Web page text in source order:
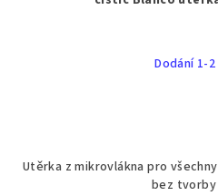
Dodání 1-
Utěrka z mikrovlákna pro
bez tvorby